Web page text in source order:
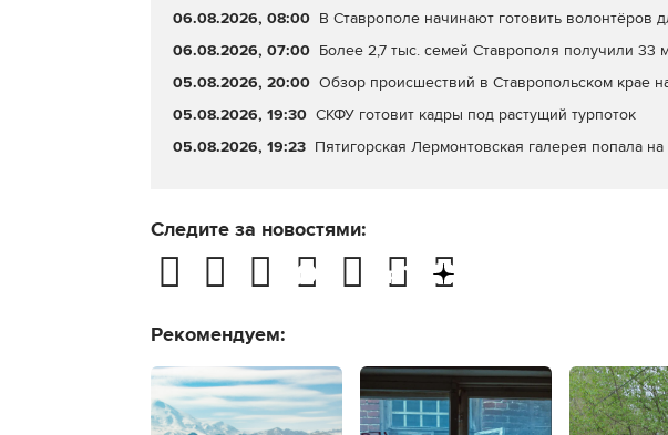
06.08.2026, 08:00 В Ставрополе начинают готовить волонтёров
06.08.2026, 07:00 Более 2,7 тыс. семей Ставрополя получили
05.08.2026, 20:00 Обзор происшествий в Ставропольском крае
05.08.2026, 19:30 СКФУ готовит кадры под растущий турпоток
05.08.2026, 19:23 Пятигорская Лермонтовская галерея попала
Следите за новостями:
Рекомендуем: